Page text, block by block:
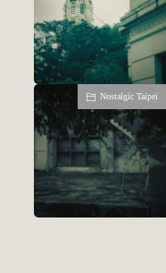
Nostalgic Taipei